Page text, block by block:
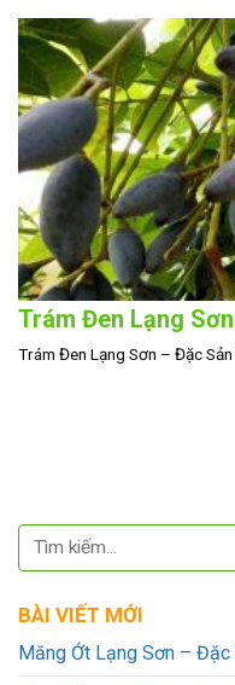
BÀI VIẾT MỚI
Măng Ớt Lạng Sơn – Đặc
Trám Đen Lạng Sơn
Trám Đen Lạng Sơn – Đặc